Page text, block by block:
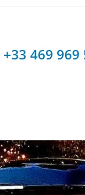
+33 469 969